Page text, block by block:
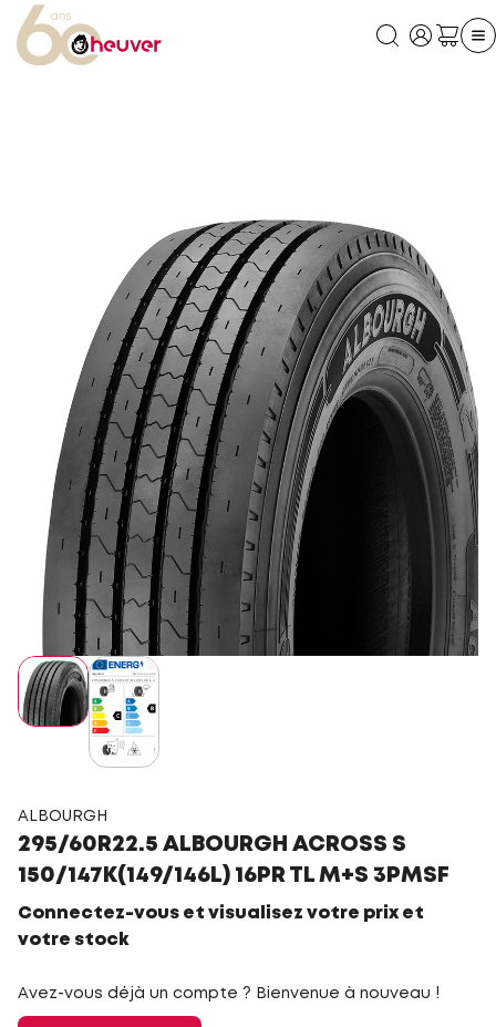
ALBOURGH
295/60R22.5 ALBOURGH ACROSS S
150/147K(149/146L) 16PR TL M+S 3PMSF
Connectez-vous et visualisez votre prix et
votre stock
Avez-vous déjà un compte ? Bienvenue à nouveau !